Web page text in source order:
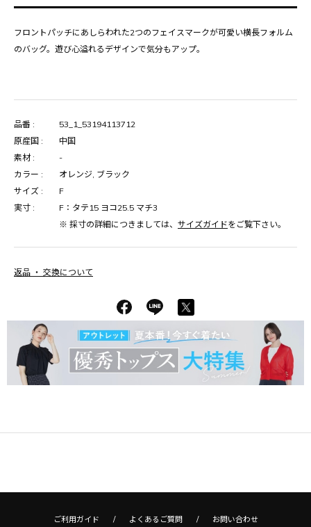
フロントパッチにあしらわれた2つのフェイスマークが可愛い横長フォルム
のバッグ。遊び心溢れるデザインで気分もアップ。
品番 :
53_1_53194113712
原産国 :
中国
素材 :
-
カラー :
オレンジ, ブラック
サイズ :
F
実寸 :
F：タテ15 ヨコ25.5 マチ3
※ 採寸の詳細につきましては、 サイズガイドをご覧下さい。
返品 ・ 交換について
ご利用ガイド よくあるご質問 お問い合わせ